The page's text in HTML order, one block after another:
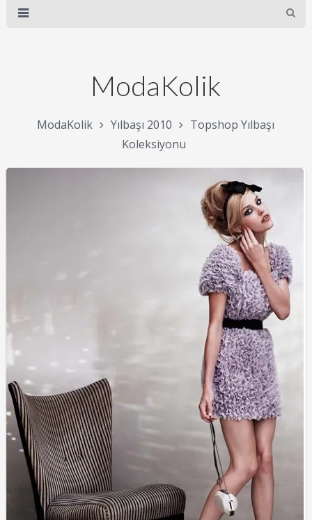
ModaKolik
ModaKolik Yılbaşı 2010
Topshop Yılbaşı
Koleksiyonu